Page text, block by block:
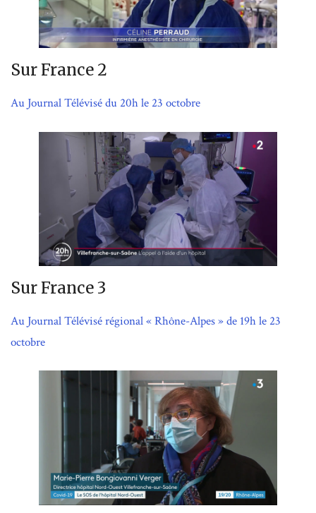
Sur France 2
Au Journal Télévisé du 20h le 23 octobre
Sur France 3
Au Journal Télévisé régional « Rhône-Alpes » de 19h le 23
octobre